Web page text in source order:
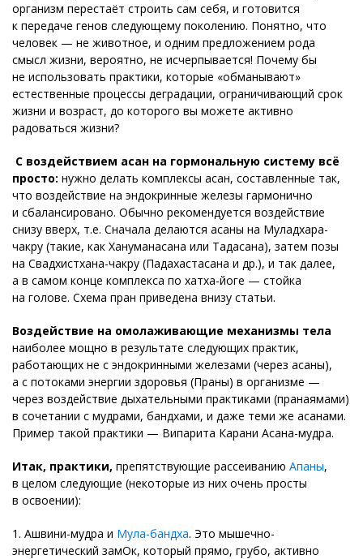
организм перестаёт строить сам себя, и готовится
к передаче генов следующему поколению. Понятно, что
человек — не животное, и одним предложением рода
смысл жизни, вероятно, не исчерпывается! Почему бы
не использовать практики, которые «обманывают»
естественные процессы деградации, ограничивающий срок
жизни и возраст, до которого вы можете активно
радоваться жизни?
С воздействием асан на гормональную систему всё
просто: нужно делать комплексы асан, составленные так,
что воздействие на эндокринные железы гармонично
и сбалансировано. Обычно рекомендуется воздействие
снизу вверх, т.е. Сначала делаются асаны на Муладхара-
чакру (такие, как Хануманасана или Тадасана), затем позы
на Свадхистхана-чакру (Падахастасана и др.), и так далее,
а в самом конце комплекса по хатха-йоге — стойка
на голове. Схема пран приведена внизу статьи.
Воздействие на омолаживающие механизмы тела
наиболее мощно в результате следующих практик,
работающих не с эндокринными железами (через асаны),
а с потоками энергии здоровья (Праны) в организме —
через воздействие дыхательными практиками (пранаямами)
в сочетании с мудрами, бандхами, и даже теми же асанами.
Пример такой практики — Випарита Карани Асана-мудра.
Итак, практики, препятствующие рассеиванию Апаны,
в целом следующие (некоторые из них очень просты
в освоении):
1. Ашвини-мудра и Мула-бандха. Это мышечно-
энергетический замОк, который прямо, грубо, активно